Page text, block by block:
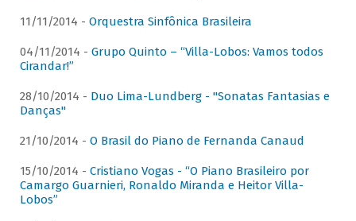
11/11/2014 - Orquestra Sinfônica Brasileira
04/11/2014 - Grupo Quinto – “Villa-Lobos: Vamos todos
Cirandar!”
28/10/2014 - Duo Lima-Lundberg - "Sonatas Fantasias e
Danças"
21/10/2014 - O Brasil do Piano de Fernanda Canaud
15/10/2014 - Cristiano Vogas - “O Piano Brasileiro por
Camargo Guarnieri, Ronaldo Miranda e Heitor Villa-
Lobos”